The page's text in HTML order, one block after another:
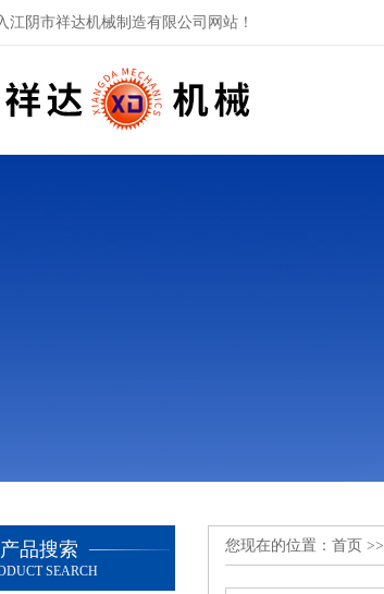
江阴市祥达机械制造有限公司网站！
产品搜索
SEARCH
您现在的位置： 首页 >>